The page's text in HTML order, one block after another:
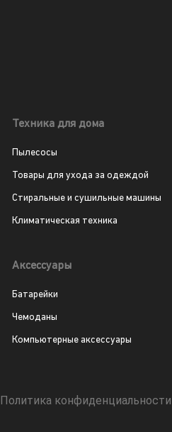
Техника для дома
Пылесосы
Товары для ухода за одеждой
Стиральные и сушильные машины
Климатическая техника
Аксессуары
Батарейки
Чемоданы
Компьютерные аксессуары
Политика конфиденциальности